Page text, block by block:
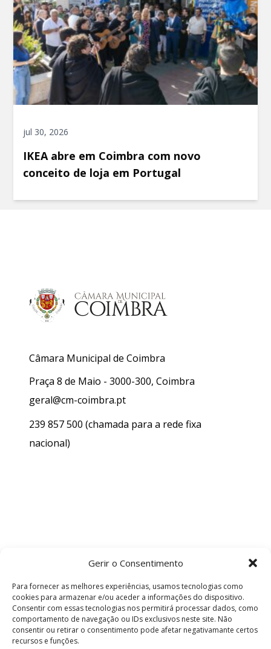
Gerir o Consentimento
Para fornecer as melhores experiências, usamos tecnologias como
cookies para armazenar e/ou aceder a informações do dispositivo.
Consentir com essas tecnologias nos permitirá processar dados, como
comportamento de navegação ou IDs exclusivos neste site. Não
consentir ou retirar o consentimento pode afetar negativamante certos
recursos e funções.
jul 30, 2026
IKEA abre em Coimbra com novo
conceito de loja em Portugal
Câmara Municipal de Coimbra
Praça 8 de Maio - 3000-300, Coimbra
geral@cm-coimbra.pt
239 857 500 (chamada para a rede fixa
nacional)